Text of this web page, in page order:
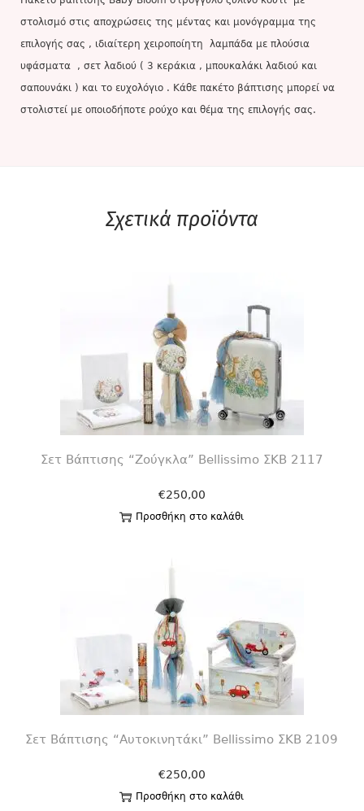
στολισμό στις αποχρώσεις της μέντας και μονόγραμμα της
επιλογής σας , ιδιαίτερη χειροποίητη λαμπάδα με πλούσια
υφάσματα , σετ λαδιού ( 3 κεράκια , μπουκαλάκι λαδιού και
σαπουνάκι ) και το ευχολόγιο . Κάθε πακέτο βάπτισης μπορεί να
στολιστεί με οποιοδήποτε ρούχο και θέμα της επιλογής σας.
Σχετικά προϊόντα
Σετ Βάπτισης “Ζούγκλα” Bellissimo ΣΚΒ 2117
€250,00
Προσθήκη στο καλάθι
Σετ Βάπτισης “Αυτοκινητάκι” Bellissimo ΣΚΒ 2109
€250,00
Προσθήκη στο καλάθι